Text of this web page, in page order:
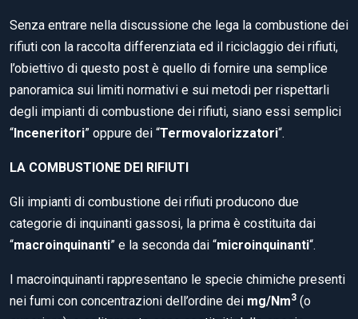
Senza entrare nella discussione che lega la combustione dei
rifiuti con la raccolta differenziata ed il riciclaggio dei rifiuti,
l’obiettivo di questo post è quello di fornire una semplice
panoramica sui limiti normativi e sui metodi per rispettarli
degli impianti di combustione dei rifiuti, siano essi semplici
“ Inceneritori” oppure dei “Termovalorizzatori“.
LA COMBUSTIONE DEI RIFIUTI
Gli impianti di combustione dei rifiuti producono due
categorie di inquinanti gassosi, la prima è costituita dai
“macroinquinanti” e la seconda dai “microinquinanti“.
I macroinquinanti rappresentano le specie chimiche presenti
nei fumi con concentrazioni dell’ordine dei mg/Nm3 (o